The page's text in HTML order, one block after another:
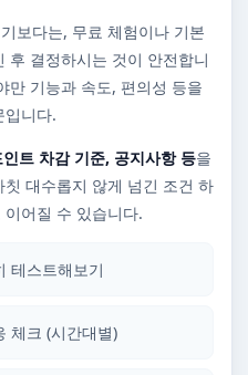
보다는, 무료 체험이나 기본
후 결정하시는 것이 안전합니
만 기능과 속도, 편의성 등을
입니다.
트 차감 기준, 공지사항 등을
대수롭지 않게 넘긴 조건 하
어질 수 있습니다.
테스트해보기
체크 (시간대별)